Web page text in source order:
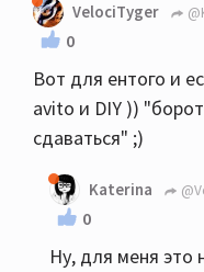
VelociTyger
0
Вот для ентого и
avito и DIY ))
сдаваться" ;)
Katerina
0
Ну, для меня это